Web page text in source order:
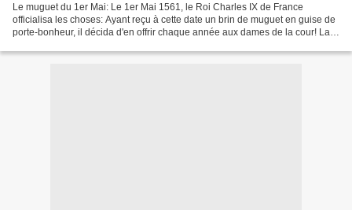
Le muguet du 1er Mai: Le 1er Mai 1561, le Roi Charles IX de France
officialisa les choses: Ayant reçu à cette date un brin de muguet en guise de
porte-bonheur, il décida d'en offrir chaque année aux dames de la cour! La